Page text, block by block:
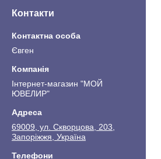
Контакти
Євген
Інтернет-магазин "МОЙ
ЮВЕЛИР"
69009, ул. Скворцова, 203,
Запоріжжя, Україна